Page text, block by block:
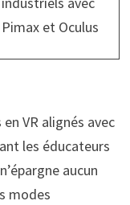
Pimax et Oculus
VR alignés avec
les éducateurs
aucun
modes